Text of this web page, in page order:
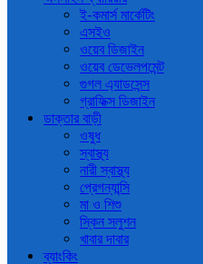
ই-কমার্স মার্কেটিং
এসইও
ওয়েব ডিজাইন
ওয়েব ডেভেলপমেন্ট
গুগল এ্যাডসেন্স
গ্রাফিক্স ডিজাইন
ডাক্তার বাড়ী
ওষুধ
স্বাস্থ্য
নারী স্বাস্থ্য
প্রেগন্যান্সি
মা ও শিশু
স্কিন সলুশন
খাবার দাবার
ব্যাংকিং